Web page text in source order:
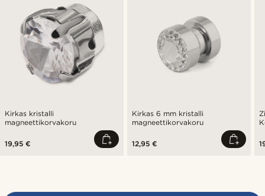
Kirkas kristalli
magneettikorvakoru
19,95 €
Kirkas 6 mm kristalli
magneettikorvakoru
12,95 €